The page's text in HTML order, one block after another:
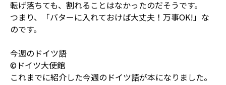
転げ落ちても、割れることはなかったのだそうです。
つまり、「バターに入れておけば大丈夫！万事OK!」な
のです。
今週のドイツ語
©ドイツ大使館
これまでに紹介した今週のドイツ語が本になりました。